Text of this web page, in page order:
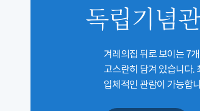
독립기념
겨레의집 뒤로 보이는 7
고스란히 담겨 있습니다.
입체적인 관람이 가능합